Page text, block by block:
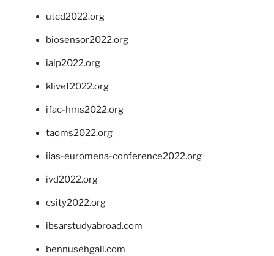
utcd2022.org
biosensor2022.org
ialp2022.org
klivet2022.org
ifac-hms2022.org
taoms2022.org
iias-euromena-conference2022.org
ivd2022.org
csity2022.org
ibsarstudyabroad.com
bennusehgall.com